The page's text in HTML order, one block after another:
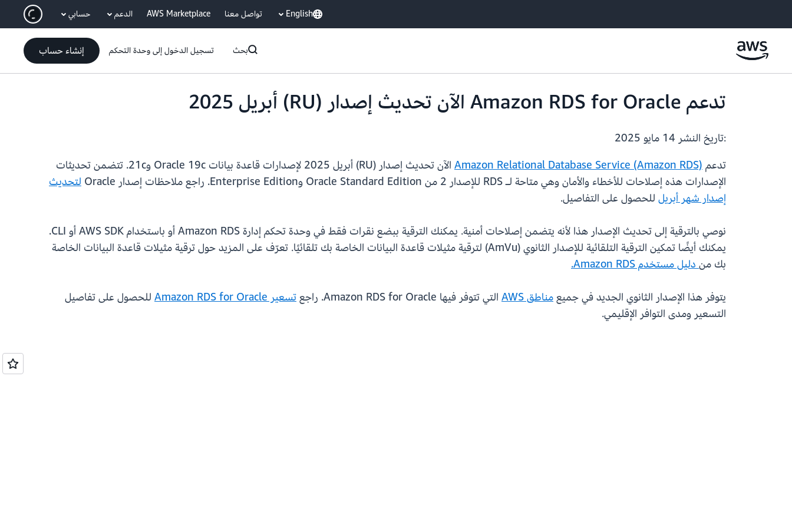
انتقل إلى المحتوى الرئيسي English تواصل معنا AWS Marketplace الدعم حسابي
بحث تسجيل الدخول إلى وحدة التحكم إنشاء حساب
تدعم Amazon RDS for Oracle الآن تحديث إصدار (RU) أبريل 2025
:تاريخ النشر
تدعمAmazon Relational Database Service (Amazon RDS)
الآن تحديث إصدار (RU) أبريل 2025 لإصدارات قاعدة بيانات Oracle 19c و21c. تتضمن تحديثات
الإصدارات هذه إصلاحات للأخطاء والأمان وهي متاحة لـ RDS للإصدار 2 من Oracle Standard Edition وEnterprise Edition. راجع ملاحظات إصدار Oracle
لتحديث
إصدار شهر أبريل للحصول على التفاصيل.
نوصي بالترقية إلى تحديث الإصدار هذا لأنه يتضمن إصلاحات أمنية. يمكنك الترقية ببضع نقرات فقط في وحدة تحكم إدارة Amazon RDS أو باستخدام AWS SDK أو CLI.
يمكنك أيضًا تمكين الترقية التلقائية للإصدار الثانوي (AmVu) لترقية مثيلات قاعدة البيانات الخاصة بك تلقائيًا. تعرّف على المزيد حول ترقية مثيلات قاعدة البيانات الخاصة
بك مندليل مستخدم Amazon RDS.
يتوفر هذا الإصدار الثانوي الجديد في جميعمناطق AWS التي تتوفر فيها Amazon RDS for Oracle. راجع تسعير Amazon RDS for Oracle
للحصول على تفاصيل
التسعير ومدى التوافر الإقليمي.